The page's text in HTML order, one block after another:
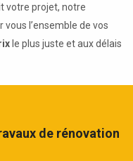
votre projet, notre
l’ensemble de vos
le plus juste et aux délais
de rénovation